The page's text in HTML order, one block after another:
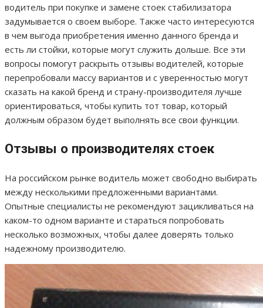
водитель при покупке и замене стоек стабилизатора
задумывается о своем выборе. Также часто интересуются
в чем выгода приобретения именно данного бренда и
есть ли стойки, которые могут служить дольше. Все эти
вопросы помогут раскрыть отзывы водителей, которые
перепробовали массу вариантов и с уверенностью могут
сказать на какой бренд и страну-производителя лучше
ориентироваться, чтобы купить тот товар, который
должным образом будет выполнять все свои функции.
Отзывы о производителях стоек
На российском рынке водитель может свободно выбирать
между несколькими предложенными вариантами.
Опытные специалисты не рекомендуют зацикливаться на
каком-то одном варианте и стараться попробовать
несколько возможных, чтобы далее доверять только
надежному производителю.